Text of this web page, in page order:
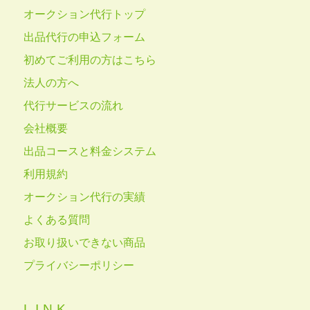
オークション代行トップ
出品代行の申込フォーム
初めてご利用の方はこちら
法人の方へ
代行サービスの流れ
会社概要
出品コースと料金システム
利用規約
オークション代行の実績
よくある質問
お取り扱いできない商品
プライバシーポリシー